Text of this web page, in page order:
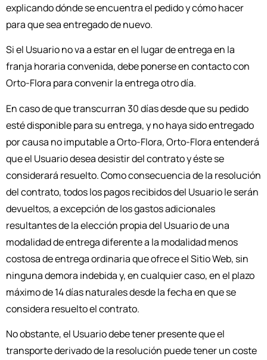
explicando dónde se encuentra el pedido y cómo hacer
para que sea entregado de nuevo.
Si el Usuario no va a estar en el lugar de entrega en la
franja horaria convenida, debe ponerse en contacto con
Orto-Flora para convenir la entrega otro día.
En caso de que transcurran 30 días desde que su pedido
esté disponible para su entrega, y no haya sido entregado
por causa no imputable a Orto-Flora, Orto-Flora entenderá
que el Usuario desea desistir del contrato y éste se
considerará resuelto. Como consecuencia de la resolución
del contrato, todos los pagos recibidos del Usuario le serán
devueltos, a excepción de los gastos adicionales
resultantes de la elección propia del Usuario de una
modalidad de entrega diferente a la modalidad menos
costosa de entrega ordinaria que ofrece el Sitio Web, sin
ninguna demora indebida y, en cualquier caso, en el plazo
máximo de 14 días naturales desde la fecha en que se
considera resuelto el contrato.
No obstante, el Usuario debe tener presente que el
transporte derivado de la resolución puede tener un coste